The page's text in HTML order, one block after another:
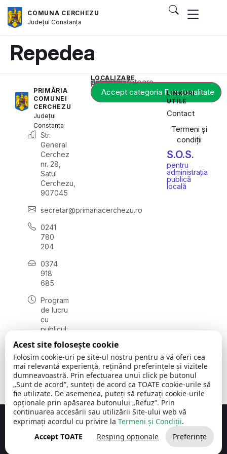
COMUNA CERCHEZU
JudețulConstanța
Repedea
PRIMĂRIA
COMUNEI
CERCHEZU
Județul
Constanța
Str.
General
Cerchez
nr. 28,
Satul
Cerchezu,
907045
secretar@primariacerchezu.ro
0241
780
204
0374
918
685
Program
de lucru
cu
publicul:
08:00 -
16:30
, vineri:
08:00 -
14:00
LOCALIZARE
Acest conținut este blocat până când acceptați categoria corespunzătoare de cookie-uri.
Accept categoria Funcționalitate
LINKURI
UTILE
Contact
Termeni și
condiții
S.O.S.
pentru
administrația
publică
locală
Comuna Cerchezu © 2026Toate drepturile rezervate
Concept realizat de Big Media Relații Publice SRL
Acest site folosește cookie
Folosim cookie-uri pe site-ul nostru pentru a vă oferi cea
mai relevantă experiență, reținând preferințele și vizitele
dumneavoastră. Prin efectuarea unui click pe butonul
„Sunt de acord”, sunteți de acord ca TOATE cookie-urile să
fie utilizate. De asemenea, puteți să refuzați cookie-urile
opționale prin apăsarea butonului „Refuz”. Prin
continuarea accesării sau utilizării Site-ului web vă
exprimați acordul cu privire la Termeni și Condiții.
Accept TOATE
Resping opționale Preferințe